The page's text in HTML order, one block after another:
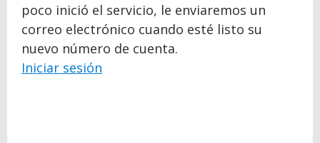
poco inició el servicio, le enviaremos un
correo electrónico cuando esté listo su
nuevo número de cuenta.
Iniciar sesión